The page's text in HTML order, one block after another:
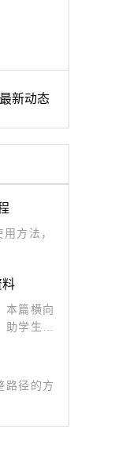
新动态
方法，
料
本篇横向
学生群
路径的方